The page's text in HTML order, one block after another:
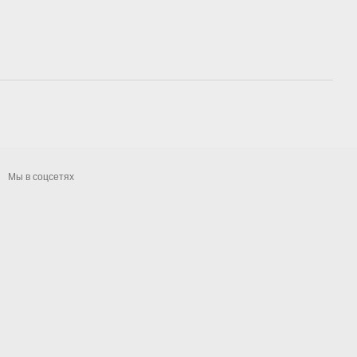
Мы в соцсетях